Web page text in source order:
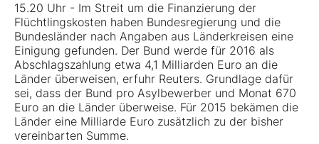
15.20 Uhr - Im Streit um die Finanzierung der
Flüchtlingskosten haben Bundesregierung und die
Bundesländer nach Angaben aus Länderkreisen eine
Einigung gefunden. Der Bund werde für 2016 als
Abschlagszahlung etwa 4,1 Milliarden Euro an die
Länder überweisen, erfuhr Reuters. Grundlage dafür
sei, dass der Bund pro Asylbewerber und Monat 670
Euro an die Länder überweise. Für 2015 bekämen die
Länder eine Milliarde Euro zusätzlich zu der bisher
vereinbarten Summe.